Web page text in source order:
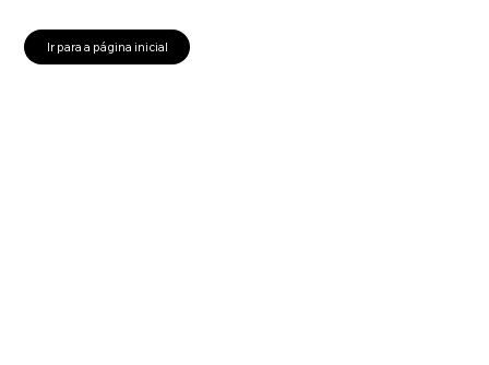
Ir para a página inicial